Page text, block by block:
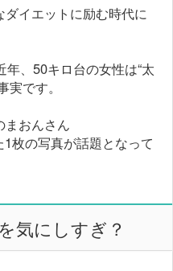
イエットに励む時代に
、50キロ台の女性は“太
です。
まおんさん
1枚の写真が話題となって
気にしすぎ？